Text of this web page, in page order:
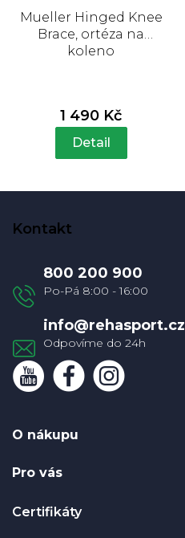
Mueller Hinged Knee
Brace, ortéza na
koleno
1 490 Kč
Detail
Kontakt
info@rehasport.cz
800 200 900
O nákupu
Pro vás
Certifikáty